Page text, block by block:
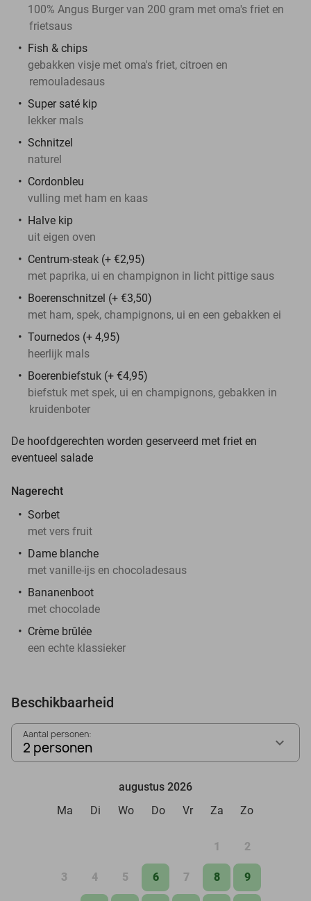
100% Angus Burger van 200 gram met oma's friet en
frietsaus
Fish & chips
gebakken visje met oma's friet, citroen en
remouladesaus
Super saté kip
lekker mals
Schnitzel
naturel
Cordonbleu
vulling met ham en kaas
Halve kip
uit eigen oven
Centrum-steak (+ €2,95)
met paprika, ui en champignon in licht pittige saus
Boerenschnitzel (+ €3,50)
met ham, spek, champignons, ui en een gebakken ei
Tournedos (+ 4,95)
heerlijk mals
Boerenbiefstuk (+ €4,95)
biefstuk met spek, ui en champignons, gebakken in
kruidenboter
De hoofdgerechten worden geserveerd met friet en
eventueel salade
Nagerecht
Sorbet
met vers fruit
Dame blanche
met vanille-ijs en chocoladesaus
Bananenboot
met chocolade
Crème brûlée
een echte klassieker
Beschikbaarheid
Aantal personen:
2 personen
augustus 2026
Ma
Di Wo Do Vr Za Zo
1 2
3 4 5 6 7 8 9